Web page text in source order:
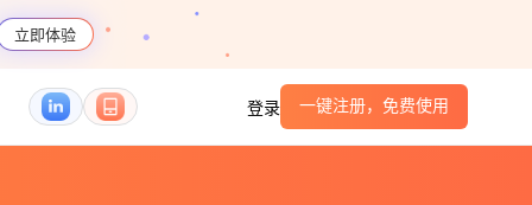
立即体验
登录 一键注册，免费使用